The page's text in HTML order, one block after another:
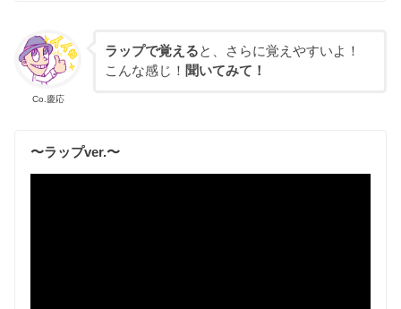
Co.慶応
ラップで覚えると、さらに覚えやすいよ！
こんな感じ！ 聞いてみて！
〜ラップver.〜